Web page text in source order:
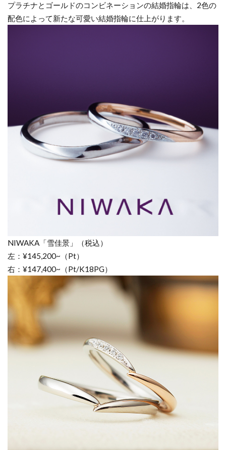
プラチナとゴールドのコンビネーションの結婚指輪は、2色の
配色によって新たな可愛い結婚指輪に仕上がります。
NIWAKA「雪佳景」（税込）
左：¥145,200~（Pt）
右：¥147,400~（Pt/K18PG）